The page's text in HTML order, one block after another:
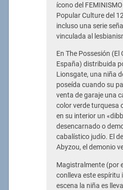
ícono del
Popular Culture del
incluso una serie
vinculada al
En The Possesión (El
España) distribuida
Lionsgate, una niña
poseída cuando su
venta de garaje una
color verde turquesa
en su interior un
desencarnado o
cabalístico judío. El
Abyzou, el demonio
Magistralmente (por
conlleva este espíritu
escena la niña es